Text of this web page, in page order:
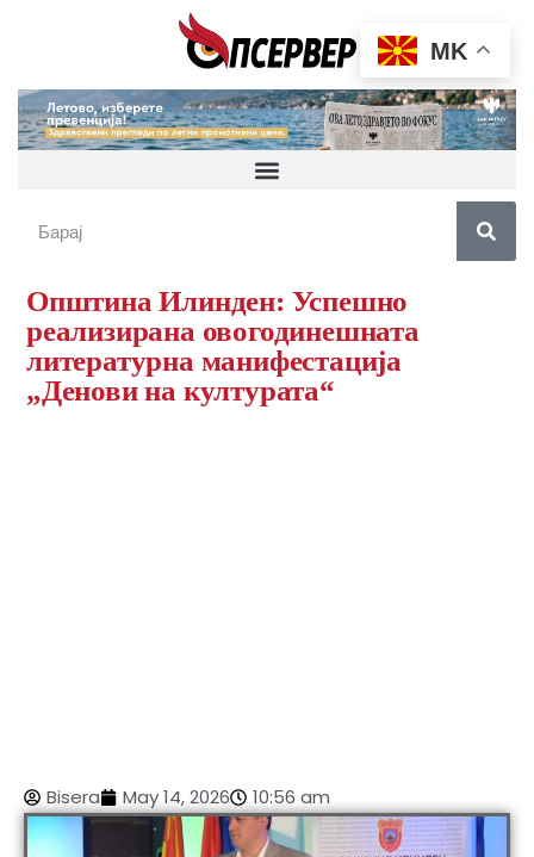
Општина Илинден: Успешно
реализирана овогодинешната
литературна манифестација
„Денови на културата“
Bisera May 14, 2026 10:56 am
MK